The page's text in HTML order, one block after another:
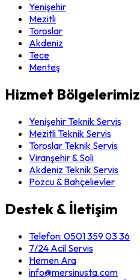
Yenişehir
Mezitli
Toroslar
Akdeniz
Tece
Menteş
Hizmet Bölgelerimiz
Yenişehir Teknik Servis
Mezitli Teknik Servis
Toroslar Teknik Servis
Viranşehir & Soli
Akdeniz Teknik Servis
Pozcu & Bahçelievler
Destek & İletişim
Telefon: 0501 359 03 36
7/24 Acil Servis
Hemen Ara
info@mersinusta.com